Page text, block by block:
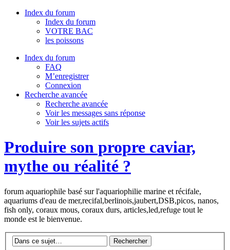
Index du forum
Index du forum
VOTRE BAC
les poissons
Index du forum
FAQ
M’enregistrer
Connexion
Recherche avancée
Recherche avancée
Voir les messages sans réponse
Voir les sujets actifs
Produire son propre caviar,
mythe ou réalité ?
forum aquariophile basé sur l'aquariophilie marine et récifale,
aquariums d'eau de mer,recifal,berlinois,jaubert,DSB,picos, nanos,
fish only, coraux mous, coraux durs, articles,led,refuge tout le
monde est le bienvenue.